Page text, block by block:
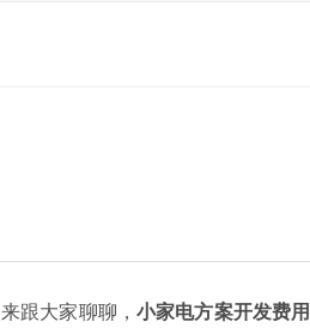
跟大家聊聊， 小家电方案开发费用